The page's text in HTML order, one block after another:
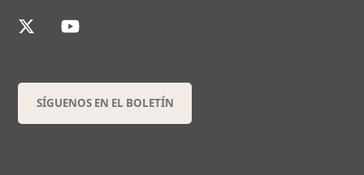
SÍGUENOS EN EL BOLETÍN